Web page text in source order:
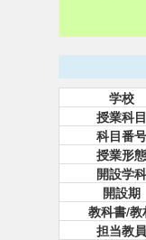
学校
授業科目
科目番号
授業形態
開設学科
開設期
教科書/教
担当教員